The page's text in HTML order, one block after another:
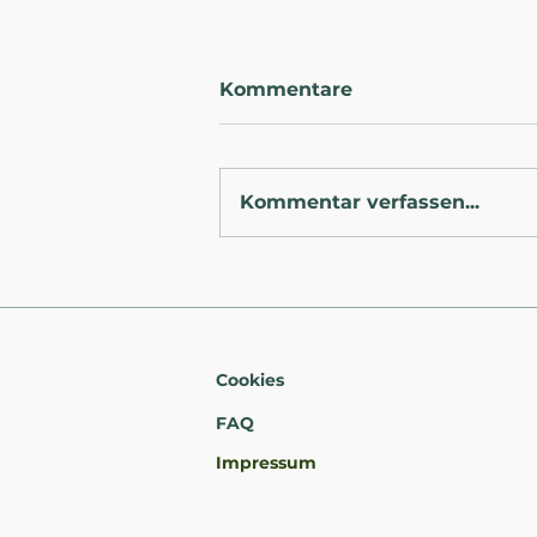
glühender Hitze und der
Kommentare
Kommentar verfassen...
Cookies
FAQ​
Impressum